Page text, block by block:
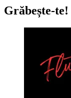
Grăbește-te!